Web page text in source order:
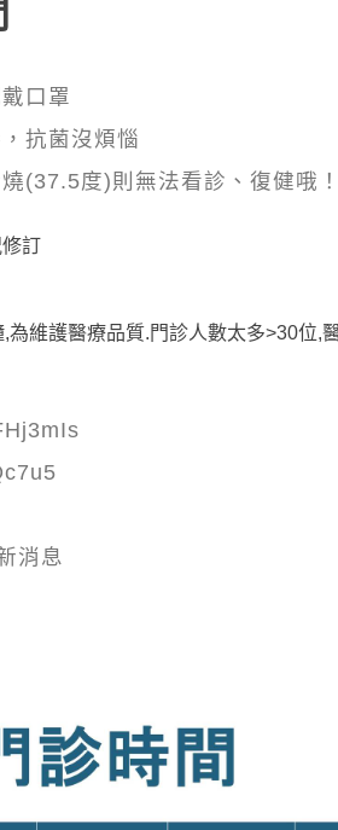
口罩
抗菌沒煩惱
(37.5度)則無法看診、復健哦！
訂
維護醫療品質.門診人數太多>30位,
消息